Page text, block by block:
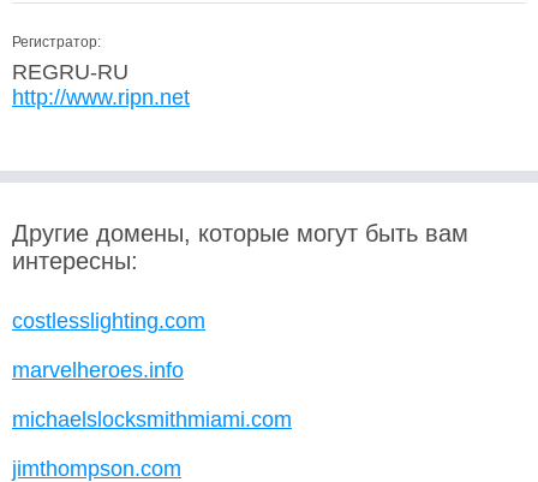
Регистратор:
REGRU-RU
http://www.ripn.net
Другие домены, которые могут быть вам
интересны:
costlesslighting.com
marvelheroes.info
michaelslocksmithmiami.com
jimthompson.com